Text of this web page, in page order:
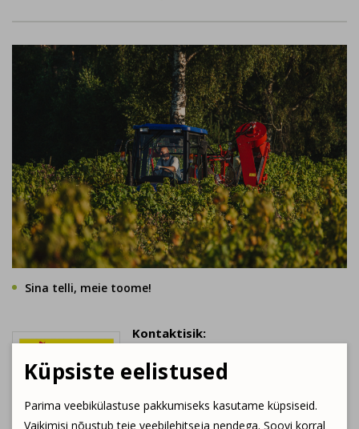
Küpsiste eelistused
Parima veebikülastuse pakkumiseks kasutame küpsiseid.
Vaikimisi nõustub teie veebilehitseja nendega. Soovi korral
Sina telli, meie toome!
Kontaktisik:
E-post:
Kontakttelefon: